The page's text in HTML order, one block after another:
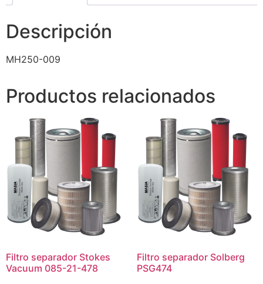
Descripción
MH250-009
Productos relacionados
Filtro separador Stokes
Vacuum 085-21-478
Filtro separador Solberg
PSG474